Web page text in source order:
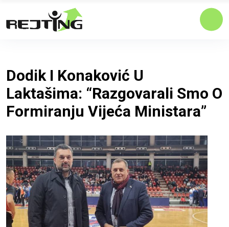
Dodik I Konaković U
Laktašima: “Razgovarali Smo O
Formiranju Vijeća Ministara”